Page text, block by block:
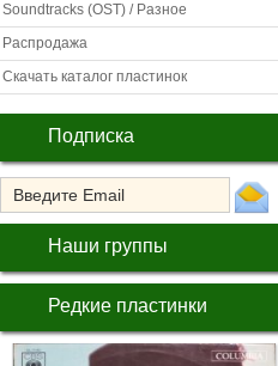
Soundtracks (OST) / Разное
Распродажа
Скачать каталог пластинок
Подписка
Наши группы
Редкие пластинки